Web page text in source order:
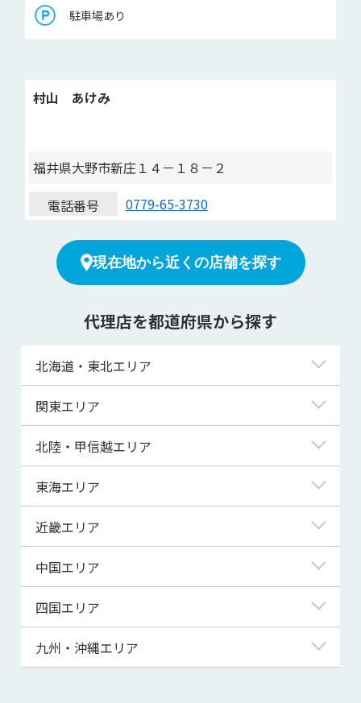
駐車場あり
村山 あけみ
福井県大野市新庄１４－１８－２
電話番号
0779-65-3730
現在地から近くの店舗を探す
代理店を都道府県から探す
北海道・東北エリア
北海道
青森県
宮城県
秋田県
山形県
関東エリア
東京都
神奈川県
埼玉県
千葉県
茨城県
群馬県
北陸・甲信越エリア
新潟県
富山県
福井県
山梨県
長野県
東海エリア
岐阜県
静岡県
三重県
近畿エリア
滋賀県
京都府
大阪府
兵庫県
中国エリア
鳥取県
島根県
四国エリア
徳島県
九州・沖縄エリア